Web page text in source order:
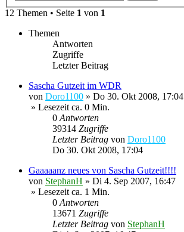
12 Themen • Seite 1 von 1
Themen
Antworten
Zugriffe
Letzter Beitrag
Sascha Gutzeit im WDR
von Doro1100 » Do 30. Okt 2008, 17:04
» Lesezeit ca. 0 Min.
0Antworten
39314 Zugriffe
Letzter Beitrag von Doro1100
Do 30. Okt 2008, 17:04
Gaaaaanz neues von Sascha Gutzeit!!!!
von StephanH » Di 4. Sep 2007, 16:47
» Lesezeit ca. 1 Min.
0Antworten
13671 Zugriffe
Letzter Beitrag von StephanH